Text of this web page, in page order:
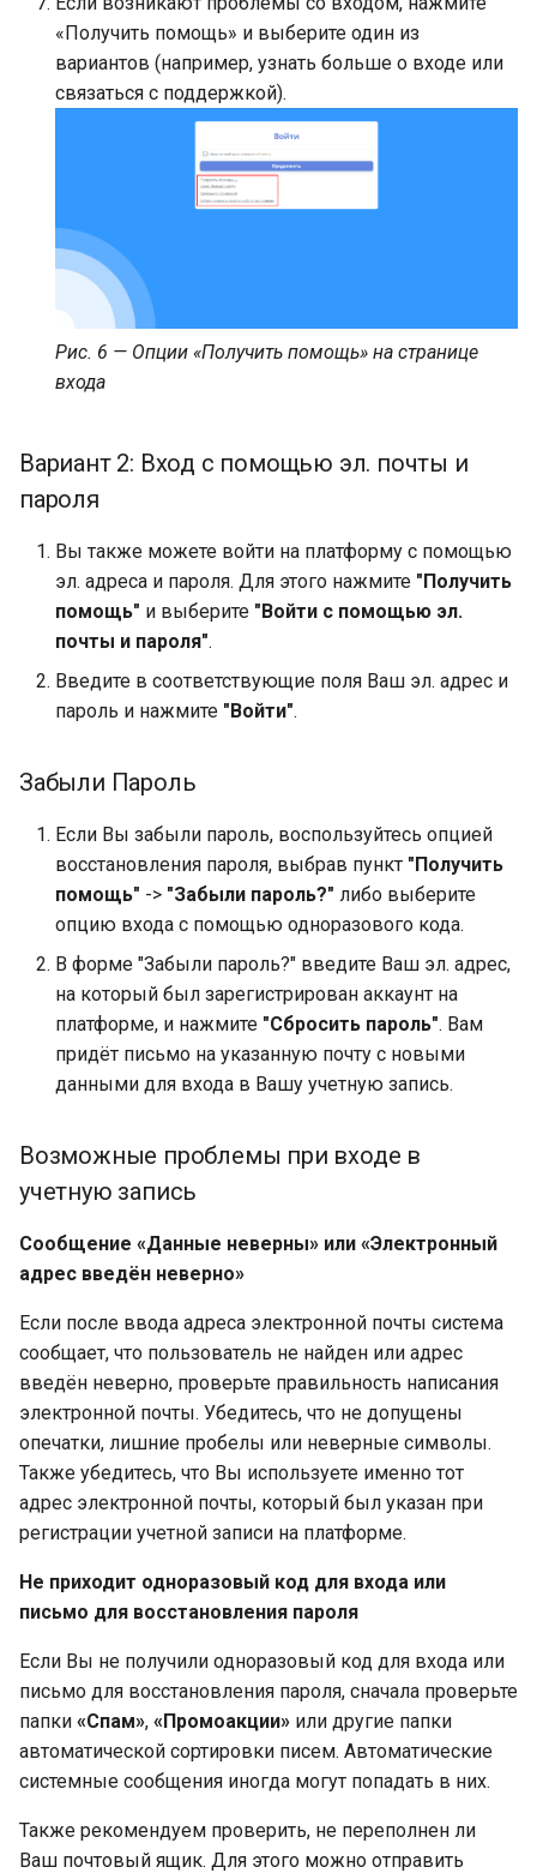
«Получить помощь» и выберите один из
вариантов (например, узнать больше о входе или
связаться с поддержкой).
Рис. 6 — Опции «Получить помощь» на странице
входа
Вариант 2: Вход с помощью эл. почты и
пароля
Вы также можете войти на платформу с помощью
эл. адреса и пароля. Для этого нажмите "Получить
помощь" и выберите "Войти с помощью эл.
почты и пароля".
Введите в соответствующие поля Ваш эл. адрес и
пароль и нажмите "Войти".
Забыли Пароль
Если Вы забыли пароль, воспользуйтесь опцией
восстановления пароля, выбрав пункт "Получить
помощь" -> "Забыли пароль?" либо выберите
опцию входа с помощью одноразового кода.
В форме "Забыли пароль?" введите Ваш эл. адрес,
на который был зарегистрирован аккаунт на
платформе, и нажмите "Сбросить пароль". Вам
придёт письмо на указанную почту с новыми
данными для входа в Вашу учетную запись.
Возможные проблемы при входе в
учетную запись
Сообщение «Данные неверны» или «Электронный
адрес введён неверно»
Если после ввода адреса электронной почты система
сообщает, что пользователь не найден или адрес
введён неверно, проверьте правильность написания
электронной почты. Убедитесь, что не допущены
опечатки, лишние пробелы или неверные символы.
Также убедитесь, что Вы используете именно тот
адрес электронной почты, который был указан при
регистрации учетной записи на платформе.
Не приходит одноразовый код для входа или
письмо для восстановления пароля
Если Вы не получили одноразовый код для входа или
письмо для восстановления пароля, сначала проверьте
папки «Спам», «Промоакции» или другие папки
автоматической сортировки писем. Автоматические
системные сообщения иногда могут попадать в них.
Также рекомендуем проверить, не переполнен ли
Ваш почтовый ящик. Для этого можно отправить